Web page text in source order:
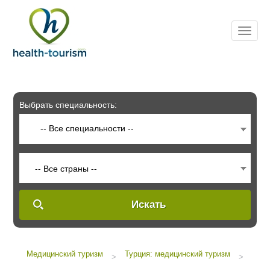
includes
system.
Выбрать специальность:
-- Все специальности --
-- Все страны --
Искать
Медицинский туризм > Турция: медицинский туризм
>